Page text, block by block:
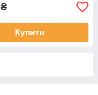
₴
Купити